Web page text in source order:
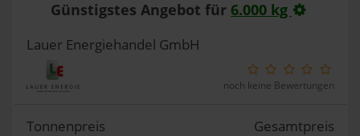
Günstigstes Angebot für 6.000 kg
Lauer Energiehandel GmbH
noch keine Bewertungen
Tonnenpreis Gesamtpreis